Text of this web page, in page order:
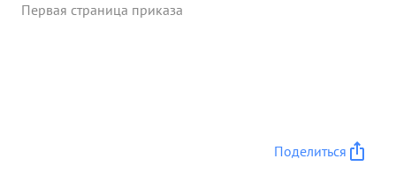
разбросанности их ежедневно лично находясь на
Первая страница приказа
Поделиться